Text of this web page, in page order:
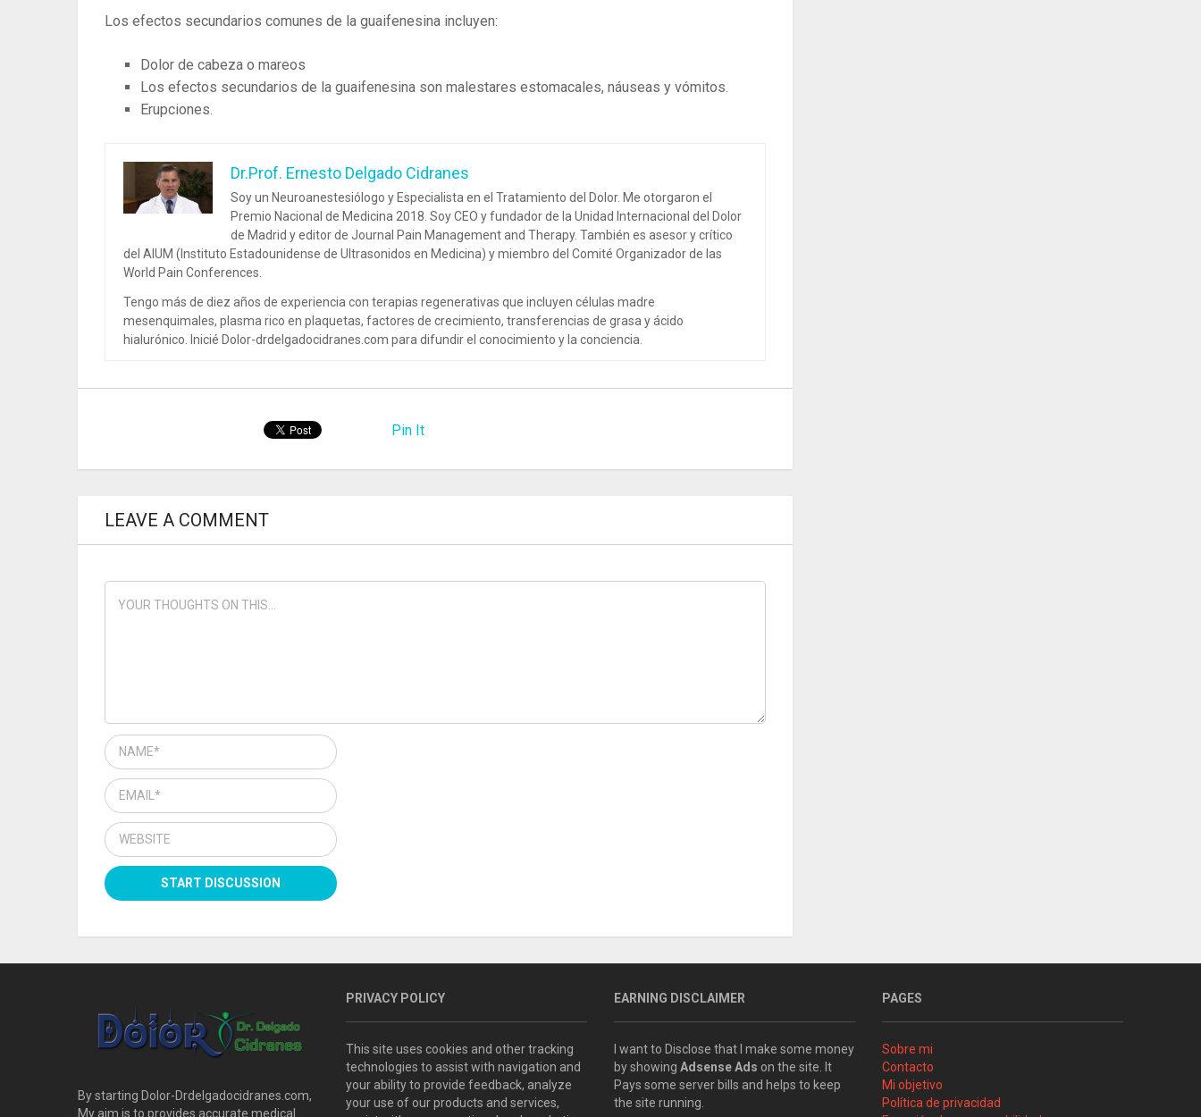
Los efectos secundarios comunes de la guaifenesina incluyen:
Dolor de cabeza o mareos
Los efectos secundarios de la guaifenesina son malestares estomacales, náuseas y vómitos.
Erupciones.
Dr.Prof. Ernesto Delgado Cidranes
Soy un Neuroanestesiólogo y Especialista en el Tratamiento del Dolor. Me otorgaron el
Premio Nacional de Medicina 2018. Soy CEO y fundador de la Unidad Internacional del Dolor
de Madrid y editor de Journal Pain Management and Therapy. También es asesor y crítico
del AIUM (Instituto Estadounidense de Ultrasonidos en Medicina) y miembro del Comité Organizador de las
World Pain Conferences.
Tengo más de diez años de experiencia con terapias regenerativas que incluyen células madre
mesenquimales, plasma rico en plaquetas, factores de crecimiento, transferencias de grasa y ácido
hialurónico. Inicié Dolor-drdelgadocidranes.com para difundir el conocimiento y la conciencia.
Pin It
LEAVE A COMMENT
By starting Dolor-Drdelgadocidranes.com,
My aim is to provides accurate medical
PRIVACY POLICY
This site uses cookies and other tracking
technologies to assist with navigation and
your ability to provide feedback, analyze
your use of our products and services,
EARNING DISCLAIMER
I want to Disclose that I make some money
by showing Adsense Ads on the site. It
Pays some server bills and helps to keep
the site running.
PAGES
Sobre mi
Contacto
Mi objetivo
Política de privacidad